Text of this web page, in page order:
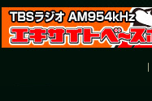
｜